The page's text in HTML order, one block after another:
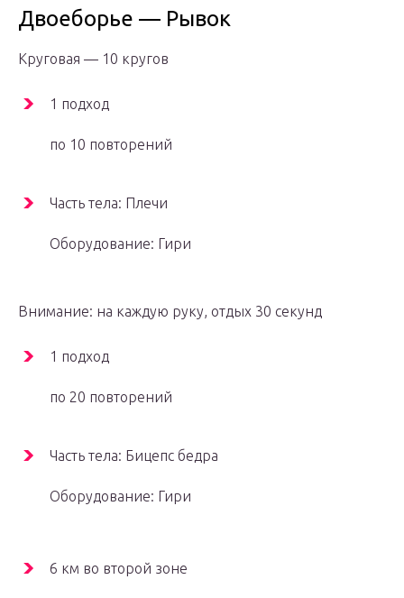
Двоеборье — Рывок
Круговая — 10 кругов
1 подход
по 10 повторений
Часть тела: Плечи
Оборудование: Гири
Внимание: на каждую руку, отдых 30 секунд
1 подход
по 20 повторений
Часть тела: Бицепс бедра
Оборудование: Гири
6 км во второй зоне